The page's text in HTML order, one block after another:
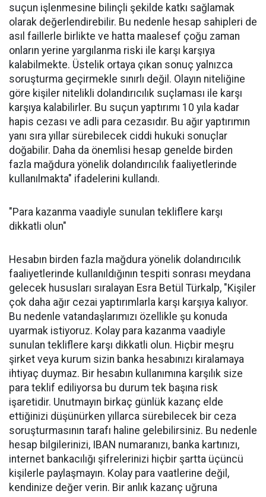
suçun işlenmesine bilinçli şekilde katkı sağlamak
olarak değerlendirebilir. Bu nedenle hesap sahipleri de
asıl faillerle birlikte ve hatta maalesef çoğu zaman
onların yerine yargılanma riski ile karşı karşıya
kalabilmekte. Üstelik ortaya çıkan sonuç yalnızca
soruşturma geçirmekle sınırlı değil. Olayın niteliğine
göre kişiler nitelikli dolandırıcılık suçlaması ile karşı
karşıya kalabilirler. Bu suçun yaptırımı 10 yıla kadar
hapis cezası ve adli para cezasıdır. Bu ağır yaptırımın
yanı sıra yıllar sürebilecek ciddi hukuki sonuçlar
doğabilir. Daha da önemlisi hesap genelde birden
fazla mağdura yönelik dolandırıcılık faaliyetlerinde
kullanılmakta" ifadelerini kullandı.
"Para kazanma vaadiyle sunulan tekliflere karşı
dikkatli olun"
Hesabın birden fazla mağdura yönelik dolandırıcılık
faaliyetlerinde kullanıldığının tespiti sonrası meydana
gelecek hususları sıralayan Esra Betül Türkalp, "Kişiler
çok daha ağır cezai yaptırımlarla karşı karşıya kalıyor.
Bu nedenle vatandaşlarımızı özellikle şu konuda
uyarmak istiyoruz. Kolay para kazanma vaadiyle
sunulan tekliflere karşı dikkatli olun. Hiçbir meşru
şirket veya kurum sizin banka hesabınızı kiralamaya
ihtiyaç duymaz. Bir hesabın kullanımına karşılık size
para teklif ediliyorsa bu durum tek başına risk
işaretidir. Unutmayın birkaç günlük kazanç elde
ettiğinizi düşünürken yıllarca sürebilecek bir ceza
soruşturmasının tarafı haline gelebilirsiniz. Bu nedenle
hesap bilgilerinizi, IBAN numaranızı, banka kartınızı,
internet bankacılığı şifrelerinizi hiçbir şartta üçüncü
kişilerle paylaşmayın. Kolay para vaatlerine değil,
kendinize değer verin. Bir anlık kazanç uğruna